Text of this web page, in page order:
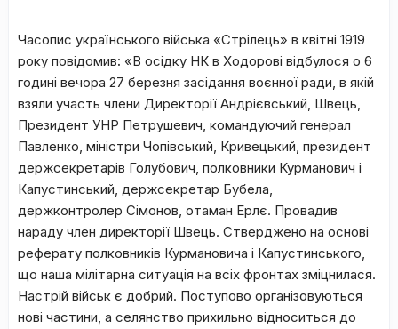
Часопис українського війська «Стрілець» в квітні 1919
року повідомив: «В осідку НК в Ходорові відбулося о 6
годині вечора 27 березня засідання воєнної ради, в якій
взяли участь члени Директорії Андрієвський, Швець,
Президент УНР Петрушевич, командуючий генерал
Павленко, міністри Чопівський, Кривецький, президент
держсекретарів Голубович, полковники Курманович і
Капустинський, держсекретар Бубела,
держконтролер Сімонов, отаман Ерлє. Провадив
нараду член директорії Швець. Стверджено на основі
реферату полковників Курмановича і Капустинського,
що наша мілітарна ситуація на всіх фронтах зміцнилася.
Настрій військ є добрий. Поступово організовуються
нові частини, а селянство прихильно відноситься до